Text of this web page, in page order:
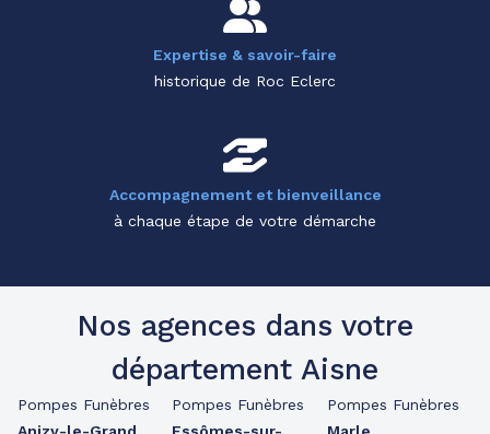
Expertise & savoir-faire
historique de Roc Eclerc
Accompagnement et bienveillance
à chaque étape de votre démarche
Nos agences dans votre
département Aisne
Pompes Funèbres
Pompes Funèbres
Pompes Funèbres